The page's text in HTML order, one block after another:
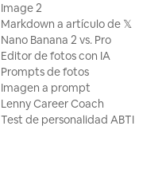
Image 2
Markdown a artículo de 𝕏
Nano Banana 2 vs. Pro
Editor de fotos con IA
Prompts de fotos
Imagen a prompt
Lenny Career Coach
Test de personalidad ABTI